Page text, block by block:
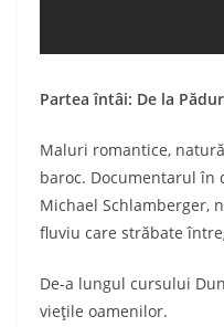
Partea întâi: De la
Maluri romantice,
baroc. Documentarul în
Michael Schlamberger,
fluviu care străbate
De-a lungul cursului
vieţile oamenilor.